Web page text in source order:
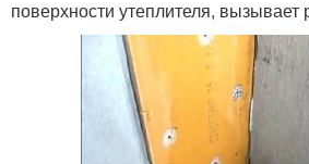
поверхности утеплителя, вызывает